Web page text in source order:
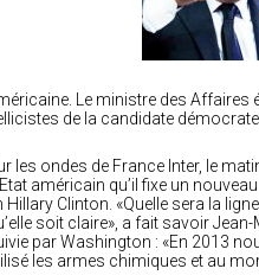
Le ministre des Affaires
de la candidate
les ondes de France Inter, le
américain qu’il fixe un
Hillary Clinton. «Quelle sera la
soit claire», a fait savoir
par Washington : «En 2013
les armes chimiques et au